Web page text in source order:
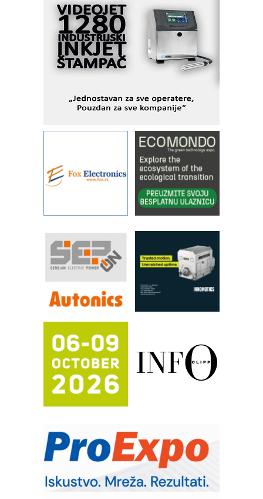
I.SAFE MOBILE revolucioniše
industrijsku automatizaciju
pionirskimmobile operator PANEL-OM
Fleksibilno stezanje i brzo
podešavanje u proizvodnji prototipova
KIP KOP – napredna rešenja za
objekte
Alba d.o.o. – 35 godina preciznosti u
IBeRTIM - oprema za ispitivanje
kontrole kvaliteta
STAUFF – Komponente koje
povećavaju pouzdanost hidrauličkih
pouzdanost u transferu fluida
Filtration Group Industrial – Napredna
rešenja za filtraciju u hidrauličkim i
procesnim sistemima
RILINEX kompanije Rittal
FANUC: Najbolje za vašu pametnu
Efikasno upravljanje energijom
Automatizacija pakovanja · Display
(Shelf-Ready) omotnice
Potpuna efikasnost bez složenih
sistema
Trajna oznaka kao dugoročna korist
IB BLUMENAUER - više od 40 godina
poverenja u industriji
RMQ-TITAN ADVANCED INDICATOR
– Pametna signalizacija za efikasnije
upravljanje mašinama